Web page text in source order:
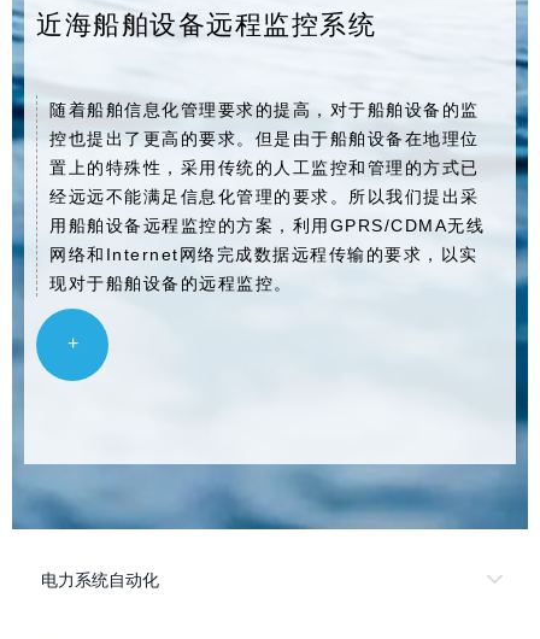
近海船舶设备远程监控系统
随着船舶信息化管理要求的提高，对于船舶设备的监
控也提出了更高的要求。但是由于船舶设备在地理位
置上的特殊性，采用传统的人工监控和管理的方式已
经远远不能满足信息化管理的要求。所以我们提出采
用船舶设备远程监控的方案，利用GPRS/CDMA无线
网络和Internet网络完成数据远程传输的要求，以实
现对于船舶设备的远程监控。
+
电力系统自动化